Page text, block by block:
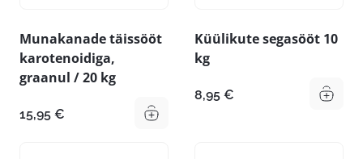
Munakanade täissööt
karotenoidiga,
graanul / 20 kg
15,95 €
Küülikute segasööt 10
kg
8,95 €